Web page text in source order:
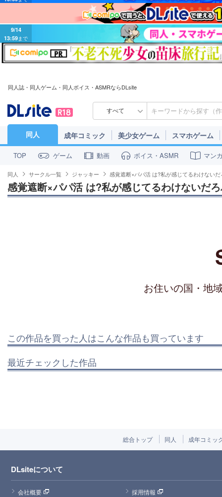
9/14
13:59 まで
同人誌・同人ゲーム・同人ボイス・ASMRならDLsite
すべて
同人 成年コミック 美少女ゲーム スマホゲーム
TOP ゲーム 動画 ボイス・ASMR マン
同人 サークル一覧 ジャッキー 感覚遮断×パパ活 は?私が感じてるわけない
感覚遮断×パパ活 は?私が感じてるわけないだ
お住いの国・地
この作品を買った人はこんな作品も買っています
最近チェックした作品
総合トップ 同人 成年コミッ
DLsiteについて
会社概要
採用情報